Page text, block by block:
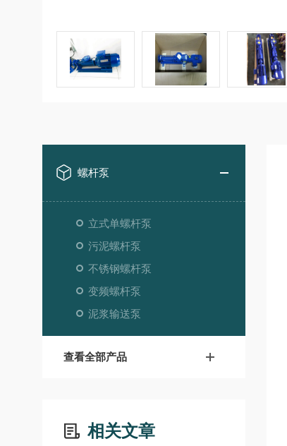
螺杆泵
立式单螺杆泵
污泥螺杆泵
不锈钢螺杆泵
变频螺杆泵
泥浆输送泵
查看全部产品
相关文章